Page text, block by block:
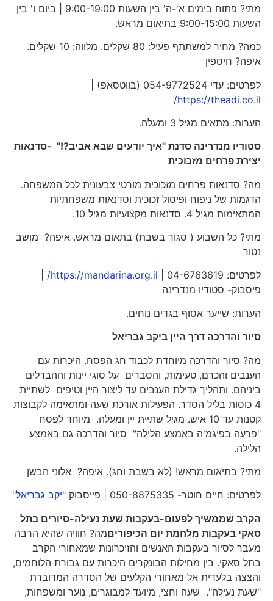
מתי? פתוח בימים א'-ה' בין השעות 9:00-19:00 | ביום ו' בין
השעות 9:00-15:00 בתיאום מראש.
כמה? מחיר למשתתף פעיל: 80 שקלים. מלווה: 10 שקלים.
איפה? חיספין
לפרטים: עדי 054-9772524 (בווטסאפ) |
https://theadi.co.il/
הערות: מתאים מגיל 3 ומעלה.
סטודיו מנדרינה סדנת "איך יודעים שבא אביב?!" -סדנאות
יצירת פרחים מזכוכית
מה? סדנאות פרחים מזכוכית מורטי צבעונית לכל המשפחה.
הדגמות של ניפוח ופיסול זכוכית וסדנאות משפחתיות
המתאימות מגיל 4. סדנאות מקצועיות מגיל 10.
מתי? כל השבוע ( סגור בשבת) בתאום מראש. איפה? מושב
נטור
לפרטים: 04-6763619 |
https://mandarina.org.il/
|
פיסבוק- סטודיו מנדרינה
הערות: שייער אסוף בגדים נוחים.
סיור והדרכה דרך היין ביקב גבריאל
מה? סיור והדרכה מיוחדת לכבוד חג הפסח. היכרות עם
הענבים והכרם, טעימות, והסברים על סוגי יינות וההבדלים
ביניהם. ותהליך גדילת הענבים עד ליצור היין וטיפים לשתיית
4 כוסות בליל הסדר. הפעילות אורכת שעה ומתאימה לקבוצות
קטנות עד 10 איש. מגיל שתיית יין ומעלה. מיוחד לפסח
"פרעה בפיגמ'ה באמצע הלילה" סיור והדרכה גם באמצע
הלילה.
מתי? בתיאום מראש! (לא בשבת וחג). איפה? אלוני הבשן
לפרטים: חיים חוטר- 050-8875335 | פייסבוק
"יקב גבריאל"
הקרב שממשיך לפעום-בעקבות שעת נעילה-סיורים בתל
סאקי בעקבות מלחמת יום הכיפוריםמה? חוויה שהיא הרבה
מעבר לסיור בעקבות האנשים והזיכרונות שמאחורי הקרב
בתל סאקי. בין מחילות הבונקרים היכרות עם גבורת הלוחמים,
והצצה בלעדית אל מאחורי הקלעים של הסדרה המדוברת
"שעת נעילה". שעה וחצי, מיועד למבוגרים, נוער ומשפחות,